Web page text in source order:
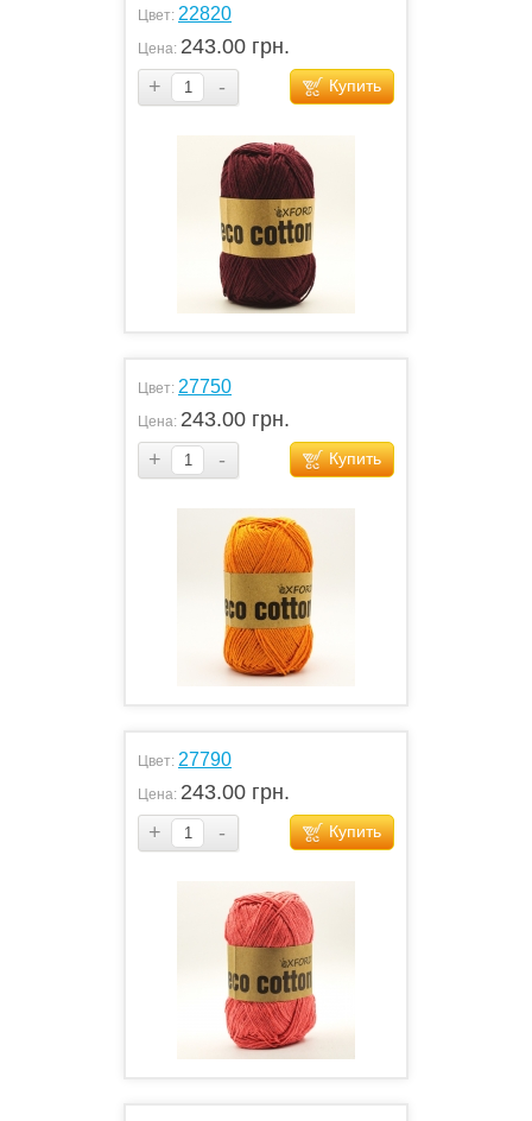
Цвет: 22820
Цена: 243.00 грн.
+
- Купить
Цвет: 27750
Цена: 243.00 грн.
+
- Купить
Цвет: 27790
Цена: 243.00 грн.
+
- Купить